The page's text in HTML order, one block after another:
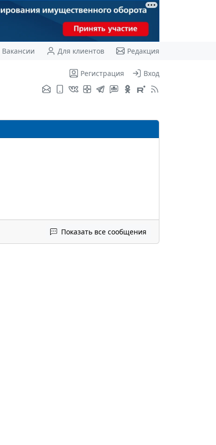
Вакансии Для клиентов Редакция
Регистрация Вход
Показать все сообщения